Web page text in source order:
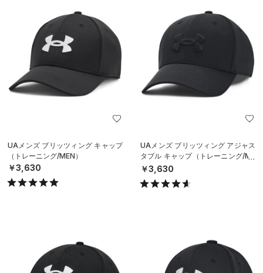
UAメンズ ブリッツィング キャップ
（トレーニング/MEN）
￥3,630
UAメンズ ブリッツィング アジャス
タブル キャップ（トレーニング/ME
N）
￥3,630